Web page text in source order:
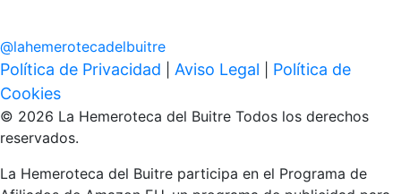
@lahemerotecadelbuitre
Política de Privacidad Aviso Legal
Política de
Cookies
© 2026 La Hemeroteca del Buitre Todos los derechos
reservados.
La Hemeroteca del Buitre participa en el Programa de